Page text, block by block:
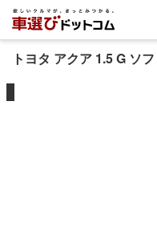
トヨタ アクア 1.5 G ソ